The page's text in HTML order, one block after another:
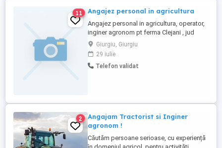
11 Angajez personal in agricultura
Angajez personal in agricultura, operator,
inginer agronom pt ferma Clejani , jud
Giurgiu.
Giurgiu, Giurgiu
29 iulie
Telefon validat
2
Angajam Tractorist si Inginer
agronom !
Căutăm persoane serioase, cu experiență